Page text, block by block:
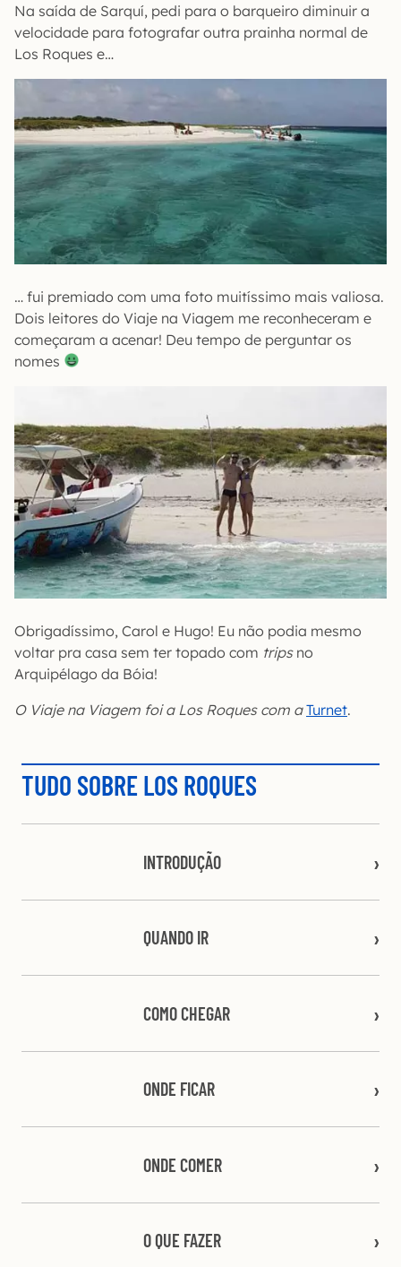
Na saída de Sarquí, pedi para o barqueiro diminuir a
velocidade para fotografar outra prainha normal de
Los Roques e…
… fui premiado com uma foto muitíssimo mais valiosa.
Dois leitores do Viaje na Viagem me reconheceram e
começaram a acenar! Deu tempo de perguntar os
nomes
Obrigadíssimo, Carol e Hugo! Eu não podia mesmo
voltar pra casa sem ter topado com trips no
Arquipélago da Bóia!
O Viaje na Viagem foi a Los Roques com a Turnet.
TUDO SOBRE LOS ROQUES
INTRODUÇÃO
QUANDO IR
COMO CHEGAR
ONDE FICAR
ONDE COMER
O QUE FAZER